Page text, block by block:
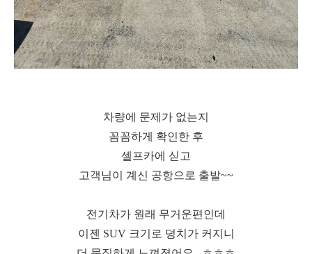
차량에 문제가 없는지
꼼꼼하게 확인한 후
셀프카에 싣고
고객님이 계신 공항으로 출발~~
전기차가 원래 무거운편인데
이젠 SUV 크기로 덩치가 커지니